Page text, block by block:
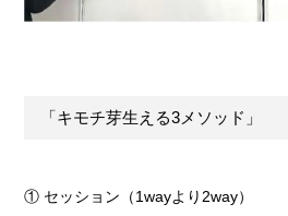
「キモチ芽生える3メソッド」
① セッション（1wayより2way）